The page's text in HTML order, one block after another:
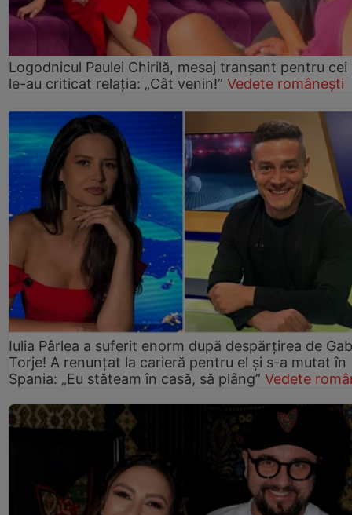
Logodnicul Paulei Chirilă, mesaj tranșant pentru cei
le-au criticat relația: „Cât venin!” Vedete românești
Iulia Pârlea a suferit enorm după despărțirea de
Torje! A renunțat la carieră pentru el și s-a mutat în
Spania: „Eu stăteam în casă, să plâng” Vedete